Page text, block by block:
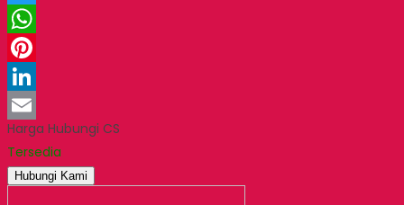
Twitter
WhatsApp
Pinterest
LinkedIn
Email
Harga Hubungi CS
Tersedia
Hubungi Kami